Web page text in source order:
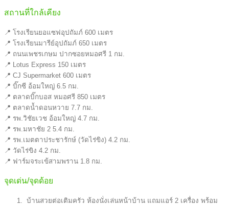
สถานที่ใกล้เคียง
📍 โรงเรียนยอแซฟอุปถัมภ์ 600 เมตร
📍 โรงเรียนมารีย์อุปถัมภ์ 650 เมตร
📍 ถนนเพชรเกษม ปากซอยหมอศรี 1 กม.
📍 Lotus Express 150 เมตร
📍 CJ Supermarket 600 เมตร
📍 บิ๊กซี อ้อมใหญ่ 6.5 กม.
📍 ตลาดบิ๊กบอส หมอศรี 850 เมตร
📍 ตลาดน้ำดอนหวาย 7.7 กม.
📍 รพ.วิชัยเวช อ้อมใหญ่ 4.7 กม.
📍 รพ.มหาชัย 2 5.4 กม.
📍 รพ.เมตตาประชารักษ์ (วัดไร่ขิง) 4.2 กม.
📍 วัดไร่ขิง 4.2 กม.
📍 ฟาร์มจระเข้สามพราน 1.8 กม.
จุดเด่น/จุดด้อย
บ้านสวยต่อเติมครัว ห้องนั่งเล่นหน้าบ้าน แถมแอร์ 2 เครื่อง พร้อม